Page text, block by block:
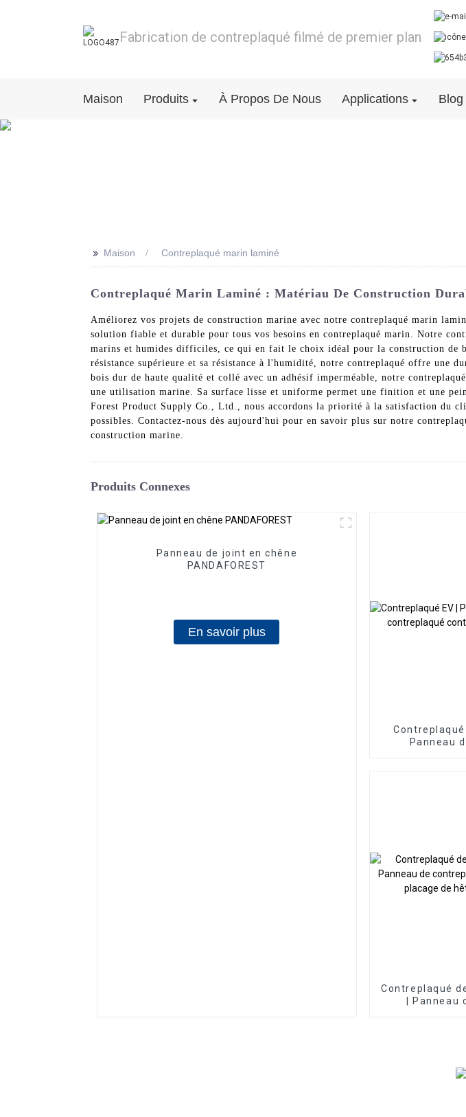
Fabrication de contreplaqué filmé de premier plan
Maison Produits À Propos De Nous Applications Blog
>> Maison Contreplaqué marin laminé
Contreplaqué Marin Laminé : Matériau De Construction
Améliorez vos projets de construction marine avec notre contreplaqué marin
solution fiable et durable pour tous vos besoins en contreplaqué marin. Notre
marins et humides difficiles, ce qui en fait le choix idéal pour la construction de
résistance supérieure et sa résistance à l'humidité, notre contreplaqué offre une
bois dur de haute qualité et collé avec un adhésif imperméable, notre
une utilisation marine. Sa surface lisse et uniforme permet une finition et une
Forest Product Supply Co., Ltd., nous accordons la priorité à la satisfaction du
possibles. Contactez-nous dès aujourd'hui pour en savoir plus sur notre
construction marine.
Produits Connexes
Panneau de joint en chêne
PANDAFOREST
En savoir plus
Contreplaqué
Panneau
Contreplaqué
| Panneau